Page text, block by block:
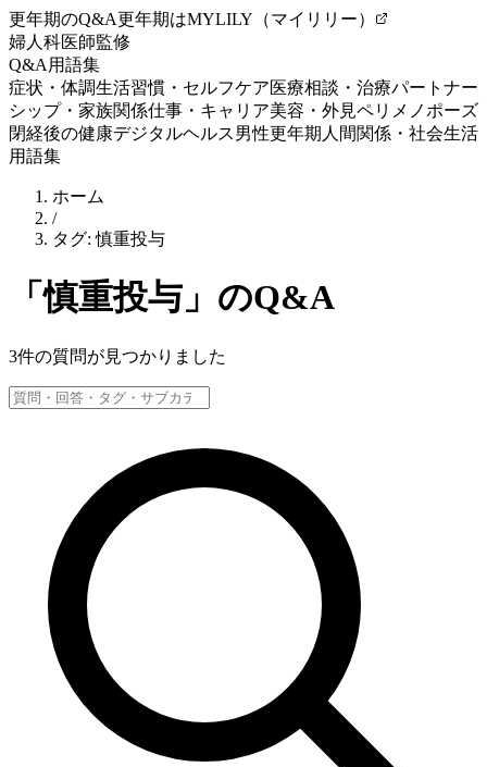
更年期のQ&A更年期はMYLILY（マイリリー）
婦人科医師監修
Q&A 用語集
症状・体調生活習慣・セルフケア医療相談・治療パートナー
シップ・家族関係仕事・キャリア美容・外見ペリメノポーズ
閉経後の健康デジタルヘルス男性更年期 人間関係・社会生活
用語集
ホーム
/
タグ:慎重投与
「慎重投与 」のQ&A
3件の質問が見つかりました